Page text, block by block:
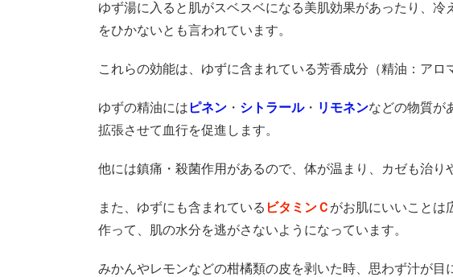
ゆず湯に入ると肌がスベスベになる美肌効果があったり、
をひかないとも言われてい ます。
これらの効能は、ゆずに含まれている芳香成分（精油：アロ
ゆずの精油には ピネン ・ シトラール・ リモネンなどの物質が
拡張させて血行を促進します。
他には鎮痛・殺菌作用があるので、体が温まり、カゼも治り
また、ゆずにも含まれている ビタミンＣ がお肌にいいことは
作って、肌の水分を逃がさないようになっています。
みかんやレモンなどの柑橘類の皮を剥いた時、思わず汁が